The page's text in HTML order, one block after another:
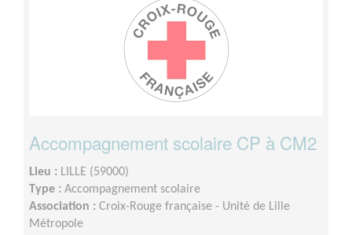
Accompagnement scolaire CP à CM2
Lieu : LILLE (59000)
Type : Accompagnement scolaire
Association : Croix-Rouge française - Unité de Lille
Métropole